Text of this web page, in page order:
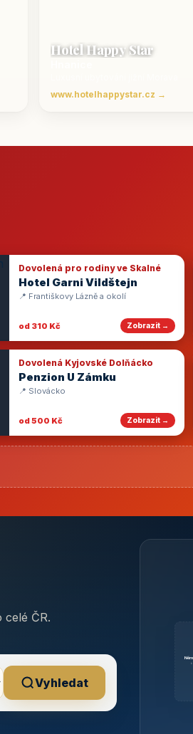
Hotel Happy Star
www.hotelhappystar.cz →
Dovolená pro rodiny ve Skalné
Hotel Garni Vildštejn
📍 Františkovy Lázně a okolí
od 310 Kč Zobrazit →
Dovolená Kyjovské Dolňácko
Penzion U Zámku
📍 Slovácko
od 500 Kč Zobrazit →
ČR.
Vyhledat